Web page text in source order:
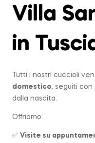
Villa
in
Tutti i nostri cuccioli
domestico, seguiti
dalla nascita.
Offriamo:
✅ Visite su